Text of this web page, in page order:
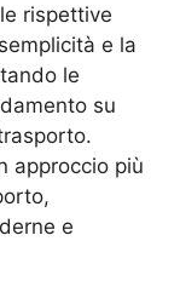
rispettive
e la
le
su
approccio più
e